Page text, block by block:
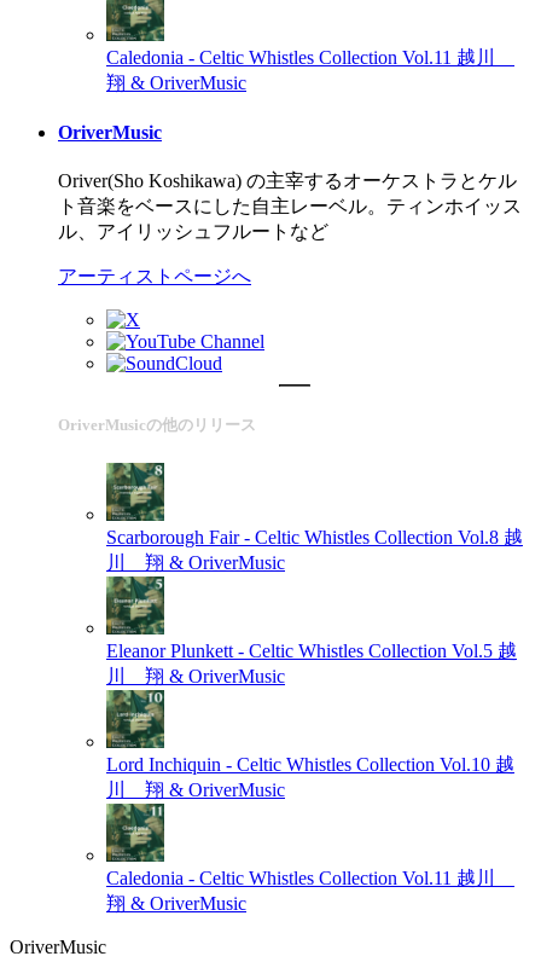
Caledonia - Celtic Whistles Collection Vol.11 越川
翔 & OriverMusic
OriverMusic
Oriver(Sho Koshikawa) の主宰するオーケストラとケル
ト音楽をベースにした自主レーベル。ティンホイッス
ル、アイリッシュフルートなど
アーティストページへ
OriverMusicの他のリリース
Scarborough Fair - Celtic Whistles Collection Vol.8 越
川 翔 & OriverMusic
Eleanor Plunkett - Celtic Whistles Collection Vol.5 越
川 翔 & OriverMusic
Lord Inchiquin - Celtic Whistles Collection Vol.10 越
川 翔 & OriverMusic
Caledonia - Celtic Whistles Collection Vol.11 越川
翔 & OriverMusic
OriverMusic